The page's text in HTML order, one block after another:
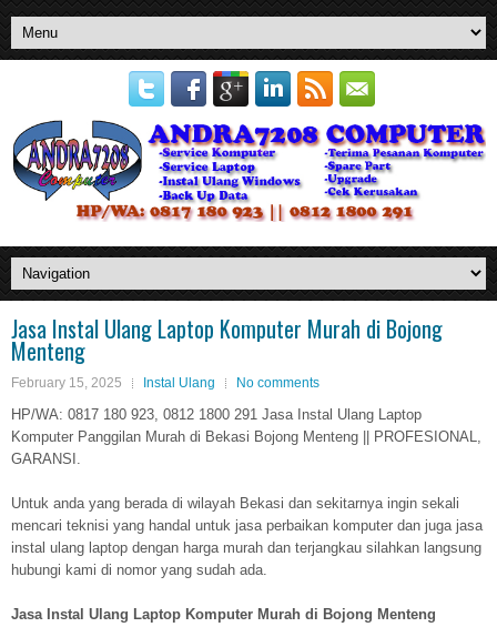
Jasa Instal Ulang Laptop Komputer Murah di Bojong
Menteng
February 15, 2025 Instal Ulang No comments
HP/WA: 0817 180 923, 0812 1800 291 Jasa Instal Ulang Laptop
Komputer Panggilan Murah di Bekasi Bojong Menteng || PROFESIONAL,
GARANSI.
Untuk anda yang berada di wilayah Bekasi dan sekitarnya ingin sekali
mencari teknisi yang handal untuk jasa perbaikan komputer dan juga jasa
instal ulang laptop dengan harga murah dan terjangkau silahkan langsung
hubungi kami di nomor yang sudah ada.
Jasa Instal Ulang Laptop Komputer Murah di Bojong Menteng